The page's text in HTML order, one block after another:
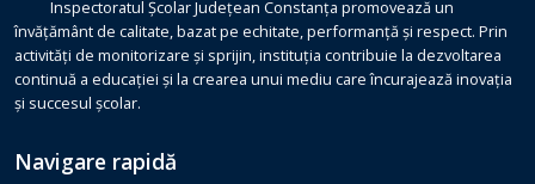
Inspectoratul Școlar Județean Constanța promovează un
învățământ de calitate, bazat pe echitate, performanță și respect. Prin
activități de monitorizare și sprijin, instituția contribuie la dezvoltarea
continuă a educației și la crearea unui mediu care încurajează inovația
și succesul școlar.
Navigare rapidă